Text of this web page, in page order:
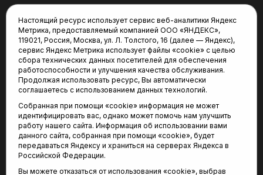
Редакция:
625035, Тюмень, пр. Геологоразведчиков, 28А
(3452) 68-22-28
tum-arena@mail.ru
Отдел продаж:
(3452) 68-89-78
kotovaev@sibinformburo.ru
Настоящий ресурс использует сервис веб-аналитики Яндекс
Метрика, предоставляемый компанией ООО «ЯНДЕКС»,
119021, Россия, Москва, ул. Л. Толстого, 16 (далее — Яндекс),
сервис Яндекс Метрика использует файлы «cookie» с целью
сбора технических данных посетителей для обеспечения
работоспособности и улучшения качества обслуживания.
Продолжая использовать ресурс, Вы автоматически
соглашаетесь с использованием данных технологий.
Собранная при помощи «cookie» информация не может
идентифицировать вас, однако может помочь нам улучшить
работу нашего сайта. Информация об использовании вами
данного сайта, собранная при помощи «cookie», будет
передаваться Яндексу и храниться на серверах Яндекса в
Российской Федерации.
Вы можете отказаться от использования «cookie», выбрав